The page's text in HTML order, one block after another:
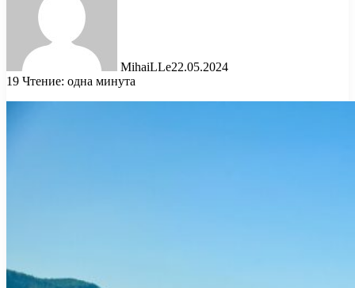
MihaiLLe22.05.2024
19 Чтение: одна минута